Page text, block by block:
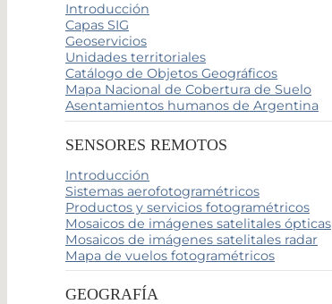
Introducción
Capas SIG
Geoservicios
Unidades territoriales
Catálogo de Objetos Geográficos
Mapa Nacional de Cobertura de Suelo
Asentamientos humanos de Argentina
SENSORES REMOTOS
Introducción
Sistemas aerofotogramétricos
Productos y servicios fotogramétricos
Mosaicos de imágenes satelitales ópticas
Mosaicos de imágenes satelitales radar
Mapa de vuelos fotogramétricos
GEOGRAFÍA